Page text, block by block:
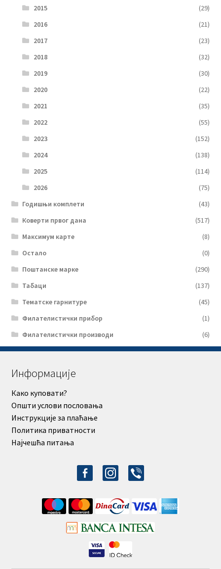
2015
(29)
2016
(21)
2017
(23)
2018
(32)
2019
(30)
2020
(22)
2021
(35)
2022
(55)
2023
(152)
2024
(138)
2025
(114)
2026
(75)
Годишњи комплети
(43)
Коверти првог дана
(517)
Максимум карте
(8)
Остало
(0)
Поштанске марке
(290)
Табаци
(137)
Тематске гарнитуре
(45)
Филателистички прибор
(1)
Филателистички производи
(6)
Информације
Како куповати?
Општи услови пословања
Инструкције за плаћање
Политика приватности
Најчешћа питања
facebook-
alt
instagram
viber